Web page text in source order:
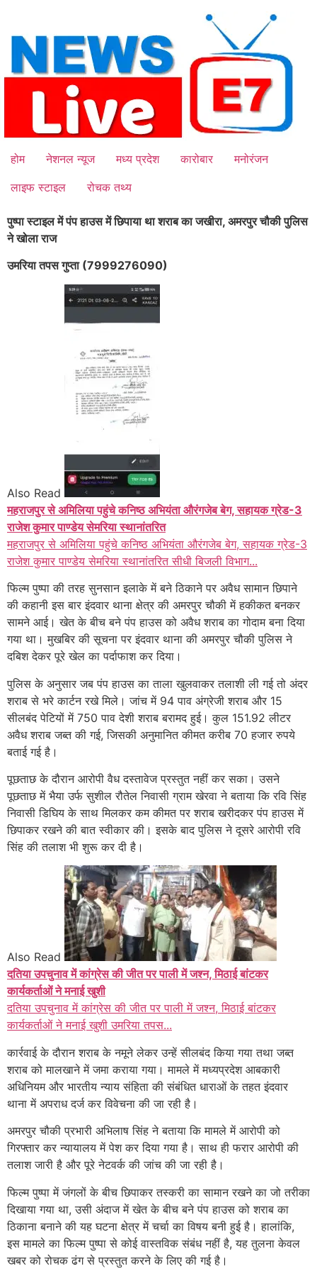
content
होम नेशनल न्यूज मध्य प्रदेश कारोबार
मनोरंजन
लाइफ स्टाइल
रोचक तथ्य
पुष्पा स्टाइल में पंप हाउस में छिपाया था शराब का जखीरा, अमरपुर चौकी पुलिस
ने खोला राज
उमरिया तपस गुप्ता (7999276090)
Also Read
महराजपुर से अमिलिया पहुंचे कनिष्ठ अभियंता औरंगजेब बेग, सहायक ग्रेड-3
राजेश कुमार पाण्डेय सेमरिया स्थानांतरित
महराजपुर से अमिलिया पहुंचे कनिष्ठ अभियंता औरंगजेब बेग, सहायक ग्रेड-3
राजेश कुमार पाण्डेय सेमरिया स्थानांतरित सीधी बिजली विभाग...
फिल्म पुष्पा की तरह सुनसान इलाके में बने ठिकाने पर अवैध सामान छिपाने
की कहानी इस बार इंदवार थाना क्षेत्र की अमरपुर चौकी में हकीकत बनकर
सामने आई। खेत के बीच बने पंप हाउस को अवैध शराब का गोदाम बना दिया
गया था। मुखबिर की सूचना पर इंदवार थाना की अमरपुर चौकी पुलिस ने
दबिश देकर पूरे खेल का पर्दाफाश कर दिया।
पुलिस के अनुसार जब पंप हाउस का ताला खुलवाकर तलाशी ली गई तो अंदर
शराब से भरे कार्टन रखे मिले। जांच में 94 पाव अंग्रेजी शराब और 15
सीलबंद पेटियों में 750 पाव देशी शराब बरामद हुई। कुल 151.92 लीटर
अवैध शराब जब्त की गई, जिसकी अनुमानित कीमत करीब 70 हजार रुपये
बताई गई है।
पूछताछ के दौरान आरोपी वैध दस्तावेज प्रस्तुत नहीं कर सका। उसने
पूछताछ में भैया उर्फ सुशील रौतेल निवासी ग्राम खेरवा ने बताया कि रवि सिंह
निवासी डिघिय के साथ मिलकर कम कीमत पर शराब खरीदकर पंप हाउस में
छिपाकर रखने की बात स्वीकार की। इसके बाद पुलिस ने दूसरे आरोपी रवि
सिंह की तलाश भी शुरू कर दी है।
Also Read
दतिया उपचुनाव में कांग्रेस की जीत पर पाली में जश्न, मिठाई बांटकर
कार्यकर्ताओं ने मनाई खुशी
दतिया उपचुनाव में कांग्रेस की जीत पर पाली में जश्न, मिठाई बांटकर
कार्यकर्ताओं ने मनाई खुशी उमरिया तपस...
कार्रवाई के दौरान शराब के नमूने लेकर उन्हें सीलबंद किया गया तथा जब्त
शराब को मालखाने में जमा कराया गया। मामले में मध्यप्रदेश आबकारी
अधिनियम और भारतीय न्याय संहिता की संबंधित धाराओं के तहत इंदवार
थाना में अपराध दर्ज कर विवेचना की जा रही है।
अमरपुर चौकी प्रभारी अभिलाष सिंह ने बताया कि मामले में आरोपी को
गिरफ्तार कर न्यायालय में पेश कर दिया गया है। साथ ही फरार आरोपी की
तलाश जारी है और पूरे नेटवर्क की जांच की जा रही है।
फिल्म पुष्पा में जंगलों के बीच छिपाकर तस्करी का सामान रखने का जो तरीका
दिखाया गया था, उसी अंदाज में खेत के बीच बने पंप हाउस को शराब का
ठिकाना बनाने की यह घटना क्षेत्र में चर्चा का विषय बनी हुई है। हालांकि,
इस मामले का फिल्म पुष्पा से कोई वास्तविक संबंध नहीं है, यह तुलना केवल
खबर को रोचक ढंग से प्रस्तुत करने के लिए की गई है।